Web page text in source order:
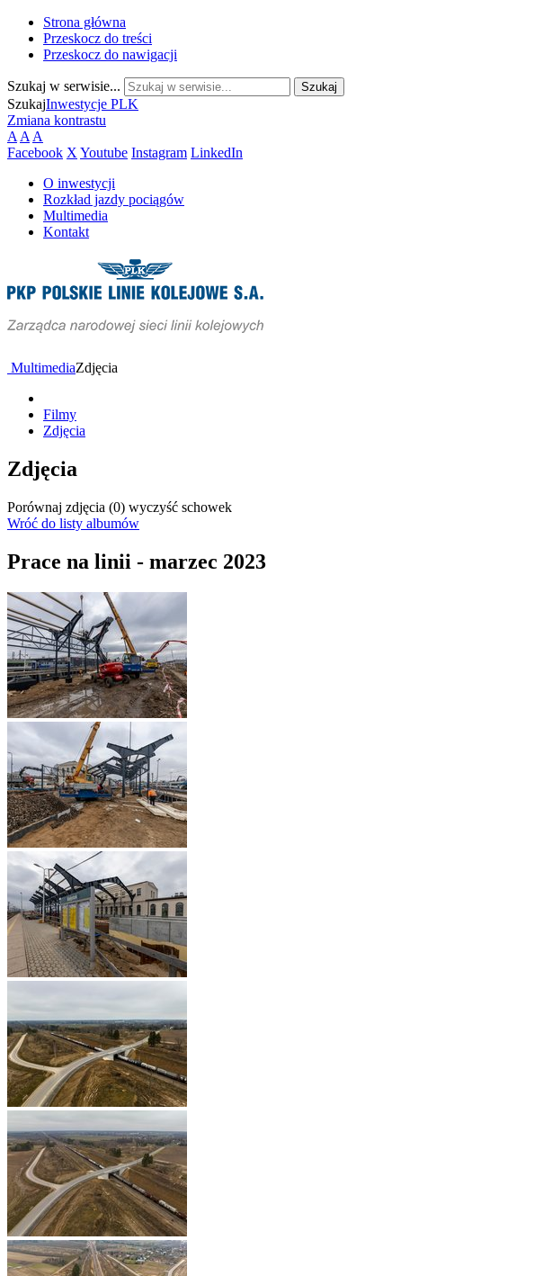
Strona główna
Przeskocz do treści
Przeskocz do nawigacji
Szukaj w serwisie...
SzukajInwestycje PLK
Zmiana kontrastu
A A A
Facebook X Youtube Instagram LinkedIn
O inwestycji
Rozkład jazdy pociągów
Multimedia
Kontakt
MultimediaZdjęcia
Filmy
Zdjęcia
Zdjęcia
Porównaj zdjęcia (0) wyczyść schowek
Wróć do listy albumów
Prace na linii - marzec 2023